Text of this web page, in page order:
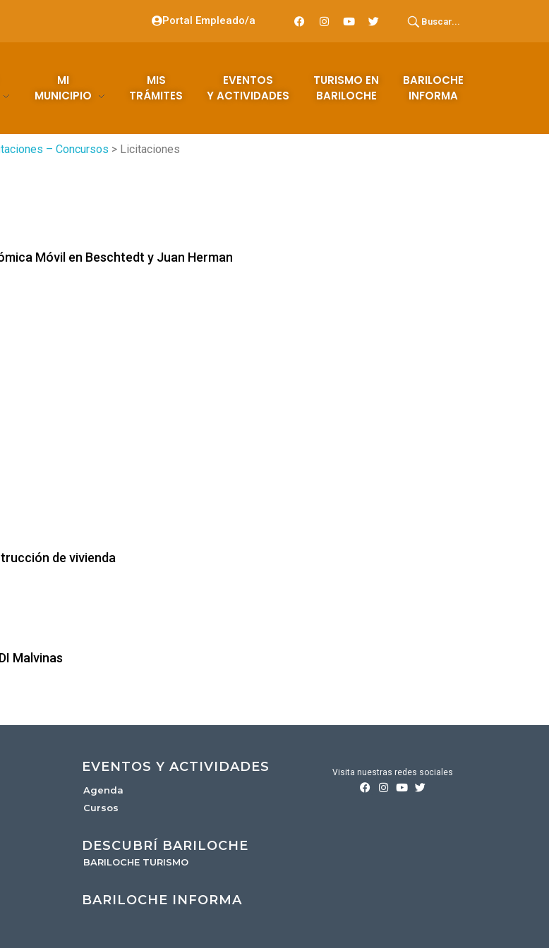
Portal Empleado/a Buscar...
MI
MUNICIPIO
MIS
TRÁMITES
EVENTOS
Y ACTIVIDADES
TURISMO EN
BARILOCHE
BARILOCHE
INFORMA
– Concursos > Licitaciones
Móvil en Beschtedt y Juan Herman
de vivienda
Malvinas
EVENTOS Y ACTIVIDADES
Agenda
Cursos
DESCUBRÍ BARILOCHE
BARILOCHE TURISMO
BARILOCHE INFORMA
Visita nuestras redes sociales